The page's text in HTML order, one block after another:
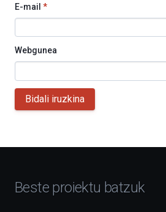
E-mail *
Webgunea
Bidali iruzkina
Beste proiektu batzuk